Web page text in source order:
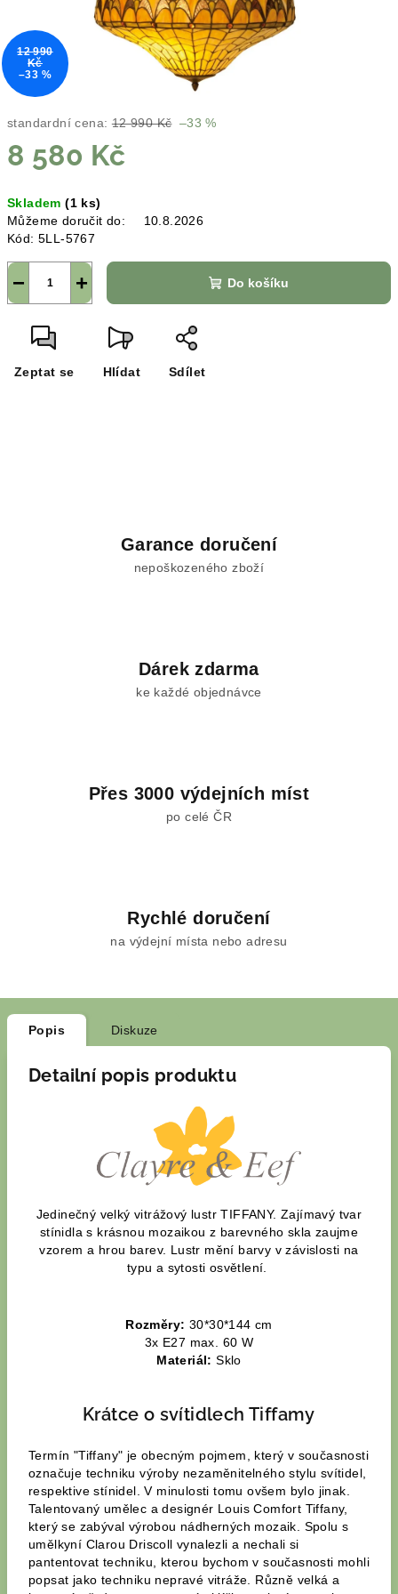
standardní cena: 12 990 Kč –33 %
8 580 Kč
cena:
Skladem(1 ks)
Můžeme doručit do:
10.8.2026
Kód: 5LL-5767
+
− Do košíku
Zeptat se Hlídat Sdílet
12 990
Kč
–33 %
Garance doručení
nepoškozeného zboží
Dárek zdarma
ke každé objednávce
Přes 3000 výdejních míst
po celé ČR
Rychlé doručení
na výdejní místa nebo adresu
Popis Diskuze
Detailní popis produktu
Jedinečný velký vitrážový lustr TIFFANY. Zajímavý tvar
stínidla s krásnou mozaikou z barevného skla zaujme
vzorem a hrou barev. Lustr mění barvy v závislosti na
typu a sytosti osvětlení.
Rozměry: 30*30*144 cm
3x E27 max. 60 W
Materiál:Sklo
Krátce o svítidlech Tiffamy
Termín "Tiffany" je obecným pojmem, který v současnosti
označuje techniku výroby nezaměnitelného stylu svítidel,
respektive stínidel. V minulosti tomu ovšem bylo jinak.
Talentovaný umělec a designér Louis Comfort Tiffany,
který se zabýval výrobou nádherných mozaik. Spolu s
umělkyní Clarou Driscoll vynalezli a nechali si
pantentovat techniku, kterou bychom v současnosti mohli
popsat jako techniku nepravé vitráže. Různě velká a